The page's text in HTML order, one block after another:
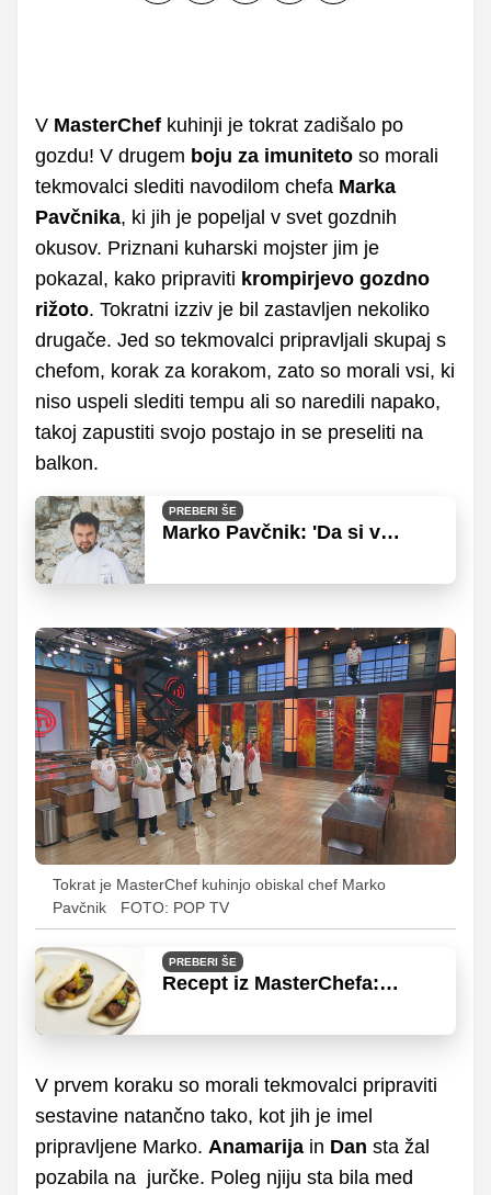
V MasterChef kuhinji je tokrat zadišalo po
gozdu! V drugem boju za imuniteto so morali
tekmovalci slediti navodilom chefa Marka
Pavčnika, ki jih je popeljal v svet gozdnih
okusov. Priznani kuharski mojster jim je
pokazal, kako pripraviti krompirjevo gozdno
rižoto. Tokratni izziv je bil zastavljen nekoliko
drugače. Jed so tekmovalci pripravljali skupaj s
chefom, korak za korakom, zato so morali vsi, ki
niso uspeli slediti tempu ali so naredili napako,
takoj zapustiti svojo postajo in se preseliti na
balkon.
PREBERI ŠE
Marko Pavčnik: 'Da si v
Tokrat je MasterChef kuhinjo obiskal chef Marko
Pavčnik
FOTO: POP TV
PREBERI ŠE
Recept iz MasterChefa:
V prvem koraku so morali tekmovalci pripraviti
sestavine natančno tako, kot jih je imel
pripravljene Marko. Anamarija in Dan sta žal
pozabila na jurčke. Poleg njiju sta bila med